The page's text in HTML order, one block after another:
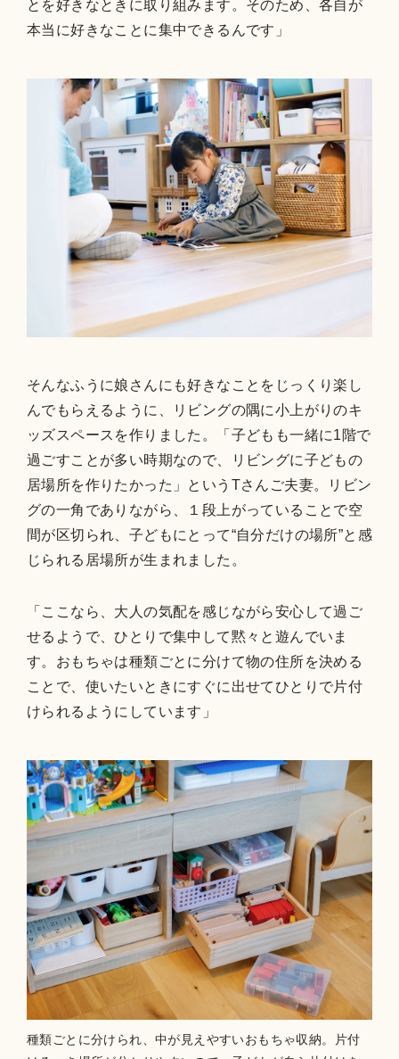
とを好きなときに取り組みます。そのため、各自が
本当に好きなことに集中できるんです」
そんなふうに娘さんにも好きなことをじっくり楽し
んでもらえるように、リビングの隅に小上がりのキ
ッズスペースを作りました。「子どもも一緒に1階で
過ごすことが多い時期なので、リビングに子どもの
居場所を作りたかった」というTさんご夫妻。リビン
グの一角でありながら、１段上がっていることで空
間が区切られ、子どもにとって“自分だけの場所”と感
じられる居場所が生まれました。
「ここなら、大人の気配を感じながら安心して過ご
せるようで、ひとりで集中して黙々と遊んでいま
す。おもちゃは種類ごとに分けて物の住所を決める
ことで、使いたいときにすぐに出せてひとりで片付
けられるようにしています」
種類ごとに分けられ、中が見えやすいおもちゃ収納。片付